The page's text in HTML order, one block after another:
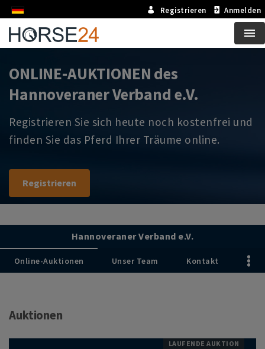
Registrieren Anmelden
ONLINE-AUKTIONEN des
Hannoveraner Verband e.V.
Registrieren Sie sich heute noch kostenfrei und
finden Sie das Pferd Ihrer Träume online.
Registrieren
Hannoveraner Verband e.V.
Online-Auktionen Unser Team Kontakt
Auktionen
LAUFENDE AUKTION